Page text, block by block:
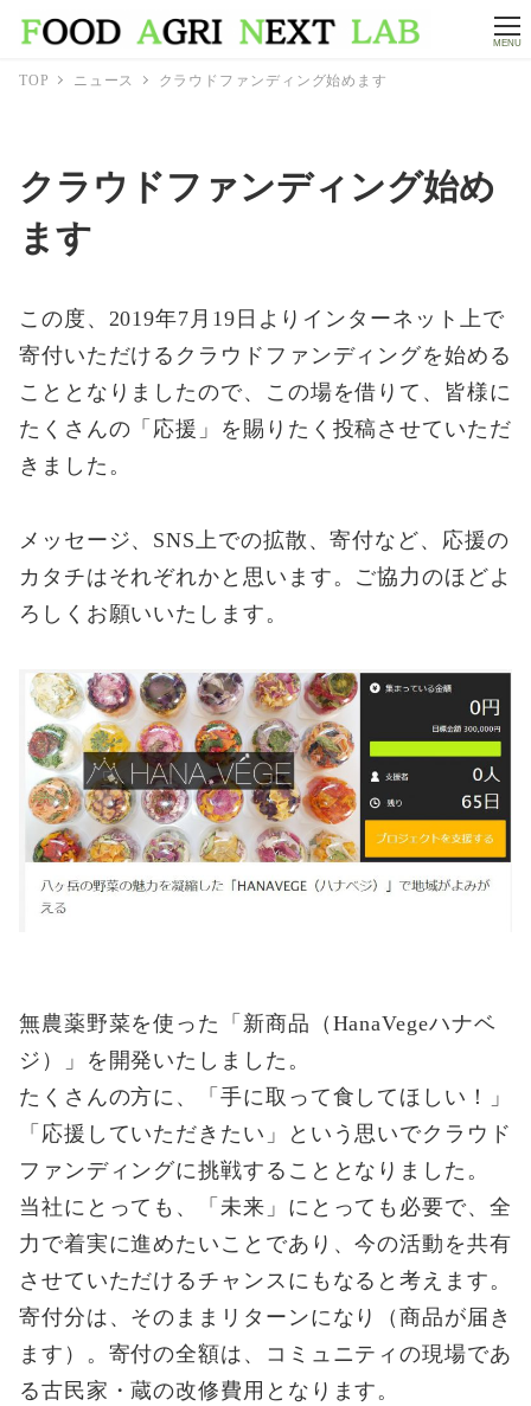
MENU
TOP ニュース クラウドファンディング始めます
クラウドファンディング始め
ます
この度、2019年7月19日よりインターネット上で
寄付いただけるクラウドファンディングを始める
こととなりましたので、この場を借りて、皆様に
たくさんの「応援」を賜りたく投稿させていただ
きました。
メッセージ、SNS上での拡散、寄付など、応援の
カタチはそれぞれかと思います。ご協力のほどよ
ろしくお願いいたします。
無農薬野菜を使った「新商品（HanaVegeハナベ
ジ）」を開発いたしました。
たくさんの方に、「手に取って食してほしい！」
「応援していただきたい」という思いでクラウド
ファンディングに挑戦することとなりました。
当社にとっても、「未来」にとっても必要で、全
力で着実に進めたいことであり、今の活動を共有
させていただけるチャンスにもなると考えます。
寄付分は、そのままリターンになり（商品が届き
ます）。寄付の全額は、コミュニティの現場であ
る古民家・蔵の改修費用となります。